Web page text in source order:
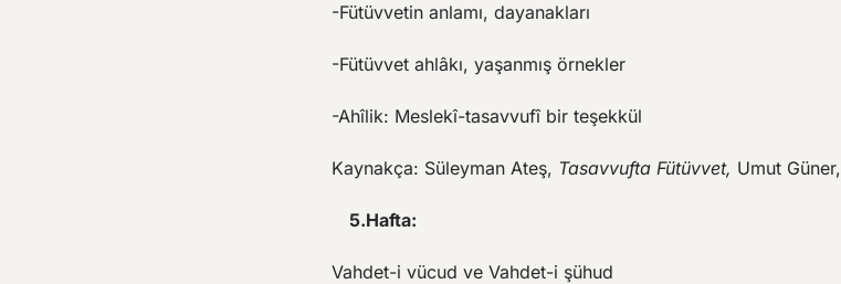
-Fütüvvetin anlamı, dayanakları
-Fütüvvet ahlâkı, yaşanmış örnekler
-Ahîlik: Meslekî-tasavvufî bir teşekkül
Kaynakça: Süleyman Ateş, Tasavvufta Fütüvvet, Umut Güner,
5.Hafta:
Vahdet-i vücud ve Vahdet-i şühud